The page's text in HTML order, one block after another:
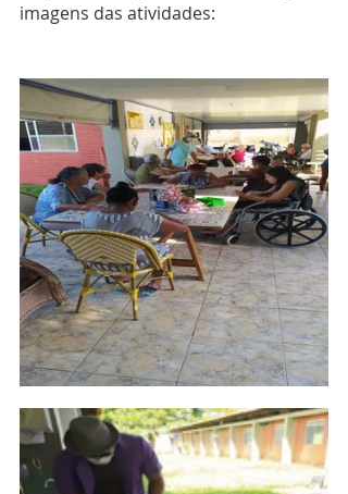
imagens das atividades: